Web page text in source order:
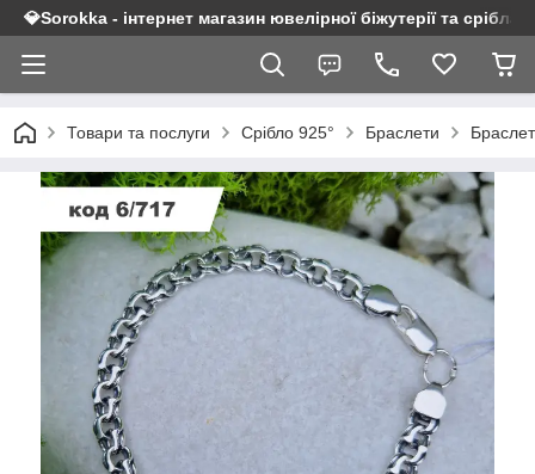
💎Sorokka - інтернет магазин ювелірної біжутерії та срібла
Товари та послуги Срібло 925° Браслети